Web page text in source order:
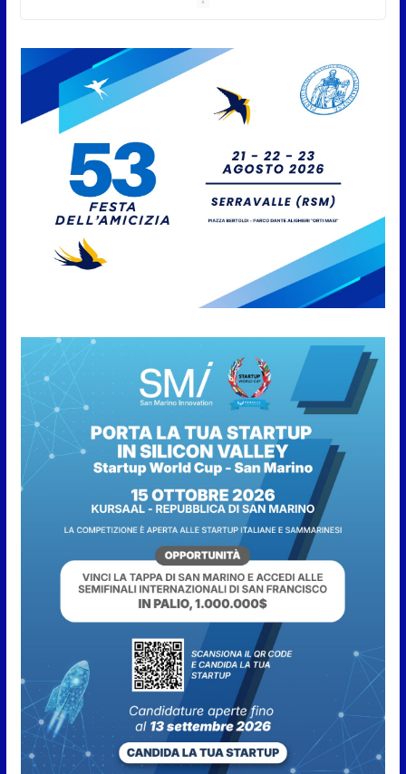
San Marino Academy.
Femminile: quattro Primavera
aggregate alla Prima Squadra
San Marino. “Cena Tramonto &
Live” una serata di
divertimento, arte, buona
cucina e solidarietà, a Faetano.
Con la firma e la regia di
8 Agosto 2026